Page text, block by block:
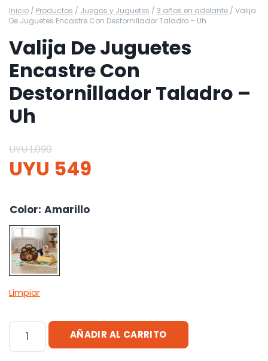
Inicio / Productos / Juegos y Juguetes / 3 años en adelante / Valija
De Juguetes Encastre Con Destornillador Taladro – Uh
Valija De Juguetes
Encastre Con
Destornillador Taladro –
Uh
UYU1,090
UYU 549
Color: Amarillo
Limpiar
Valija
AÑADIR AL CARRITO